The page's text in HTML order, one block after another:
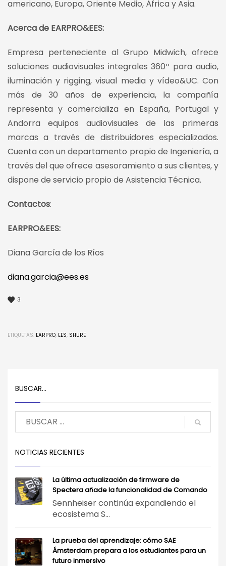
americano, Europa, Oriente Medio, África y Asia.
Acerca de EARPRO&EES:
Empresa perteneciente al Grupo Midwich, ofrece
soluciones audiovisuales integrales 360º para audio,
iluminación y rigging, visual media y vídeo&UC. Con
más de 30 años de experiencia, la compañía
representa y comercializa en España, Portugal y
Andorra equipos audiovisuales de las primeras
marcas a través de distribuidores especializados.
Cuenta con un departamento propio de Ingeniería, a
través del que ofrece asesoramiento a sus clientes, y
dispone de servicio propio de Asistencia Técnica.
Contactos:
EARPRO&EES:
Diana García de los Ríos
diana.garcia@ees.es
3
ETIQUETAS: EARPRO, EES, SHURE
BUSCAR…
NOTICIAS RECIENTES
La última actualización de firmware de
Spectera añade la funcionalidad de Comando
Sennheiser continúa expandiendo el
ecosistema S...
La prueba del aprendizaje: cómo SAE
Ámsterdam prepara a los estudiantes para un
futuro inmersivo